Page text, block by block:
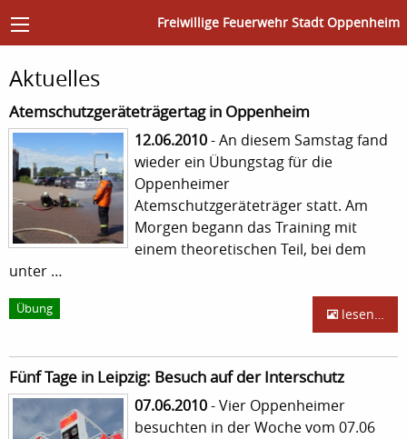
Freiwillige Feuerwehr Stadt Oppenheim
Aktuelles
Atemschutzgeräteträgertag in Oppenheim
12.06.2010- An diesem Samstag fand
wieder ein Übungstag für die
Oppenheimer
Atemschutzgeräteträger statt. Am
Morgen begann das Training mit
einem theoretischen Teil, bei dem
unter …
Übung lesen…
Fünf Tage in Leipzig: Besuch auf der Interschutz
07.06.2010- Vier Oppenheimer
besuchten in der Woche vom 07.06